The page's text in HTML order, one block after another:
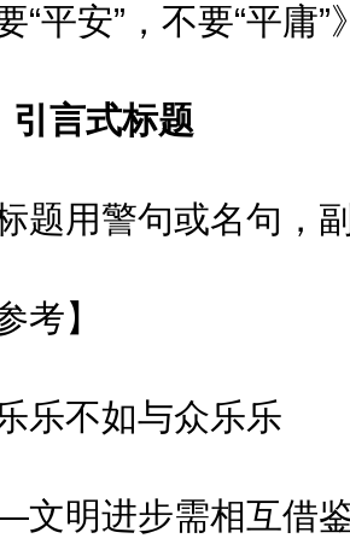
安”，不要“平庸”
言式标题
用警句或名句，副
】
不如与众乐乐
进步需相互借